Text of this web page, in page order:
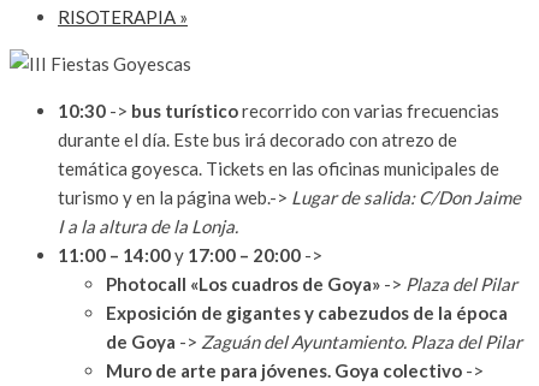
RISOTERAPIA »
10:30 -> bus turísticorecorrido con varias frecuencias
durante el día. Este bus irá decorado con atrezo de
temática goyesca. Tickets en las oficinas municipales de
turismo y en la página web.-> Lugar de salida: C/Don Jaime
I a la altura de la Lonja.
11:00 – 14:00y 17:00 – 20:00 ->
Photocall «Los cuadros de Goya» -> Plaza del Pilar
Exposición de gigantes y cabezudos de la época
de Goya -> Zaguán del Ayuntamiento. Plaza del Pilar
Muro de arte para jóvenes. Goya colectivo ->